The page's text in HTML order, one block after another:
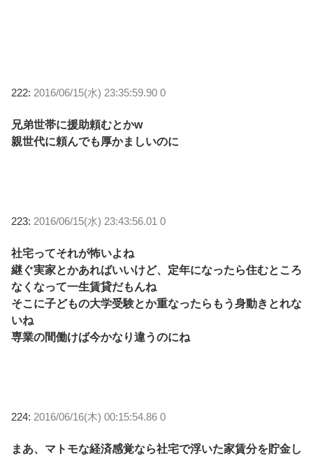
222: 2016/06/15(水) 23:35:59.90 0
兄弟世帯に援助頼むとかw
親世代に頼んでも厚かましいのに
223: 2016/06/15(水) 23:43:56.01 0
社宅ってそれが怖いよね
継ぐ実家とかあればいいけど、定年になったら住むところ
なくなって一生賃貸だもんね
そこに子どもの大学受験とか重なったらもう身動きとれな
いね
専業の間働けば今かなり違うのにね
224: 2016/06/16(木) 00:15:54.86 0
まあ、マトモな経済感覚なら社宅で浮いた家賃分を貯金し